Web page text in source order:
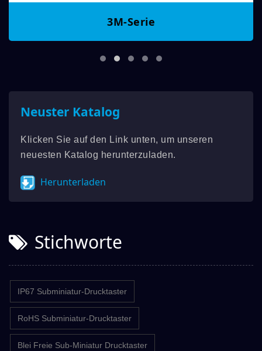
3M-Serie
Neuster Katalog
Klicken Sie auf den Link unten, um unseren
neuesten Katalog herunterzuladen.
Herunterladen
Stichworte
IP67 Subminiatur-Drucktaster
RoHS Subminiatur-Drucktaster
Blei Freie Sub-Miniatur Drucktaster